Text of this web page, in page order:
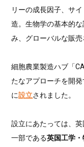
リーの成長因子、サ
造。生物学の基本的
み、グローバルな販売
細胞農業製造ハブ「
たなアプローチを開
に設立されました。
設立にあたっては、
一部である英国工学